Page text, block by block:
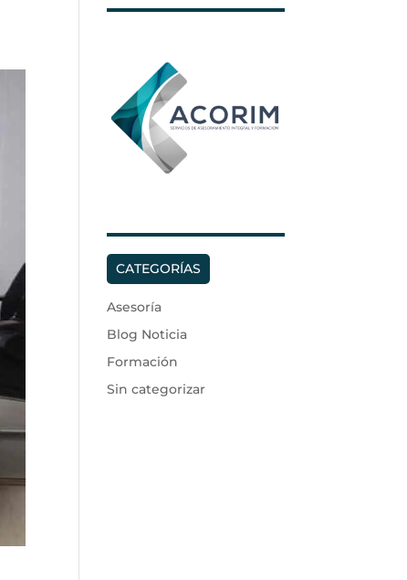
CATEGORÍAS
Asesoría
Blog Noticia
Formación
Sin categorizar